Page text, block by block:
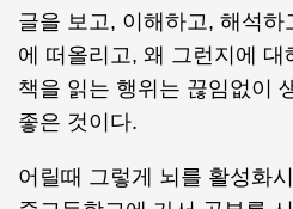
글을 보고, 이해하고, 해석
에 떠올리고, 왜 그런지에
책을 읽는 행위는 끊임없이
좋은 것이다.
어릴때 그렇게 뇌를 활성화